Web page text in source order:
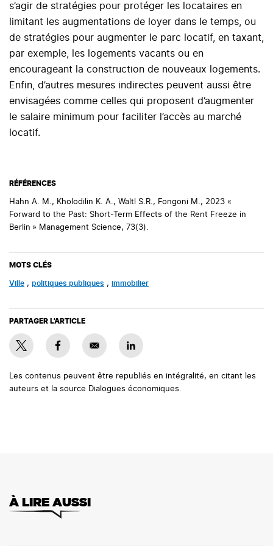
s’agir de stratégies pour protéger les locataires en
limitant les augmentations de loyer dans le temps, ou
de stratégies pour augmenter le parc locatif, en taxant,
par exemple, les logements vacants ou en
encourageant la construction de nouveaux logements.
Enfin, d’autres mesures indirectes peuvent aussi être
envisagées comme celles qui proposent d’augmenter
le salaire minimum pour faciliter l’accès au marché
locatif.
RÉFÉRENCES
Hahn A. M., Kholodilin K. A., Waltl S.R., Fongoni M., 2023 «
Forward to the Past: Short-Term Effects of the Rent Freeze in
Berlin » Management Science, 73(3).
MOTS CLÉS
Ville , politiques publiques , immobilier
PARTAGER L'ARTICLE
Les contenus peuvent être republiés en intégralité, en citant les
auteurs et la source Dialogues économiques.
À LIRE AUSSI